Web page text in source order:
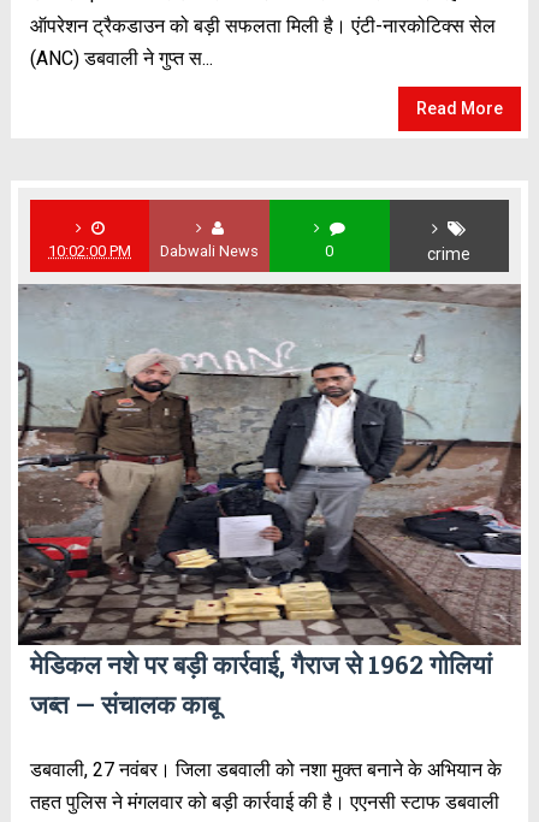
ऑपरेशन ट्रैकडाउन को बड़ी सफलता मिली है। एंटी-नारकोटिक्स सेल
(ANC) डबवाली ने गुप्त स...
Read More
10:02:00 PM Dabwali News 0 crime
मेडिकल नशे पर बड़ी कार्रवाई, गैराज से 1962 गोलियां
जब्त — संचालक काबू
डबवाली, 27 नवंबर। जिला डबवाली को नशा मुक्त बनाने के अभियान के
तहत पुलिस ने मंगलवार को बड़ी कार्रवाई की है। एएनसी स्टाफ डबवाली